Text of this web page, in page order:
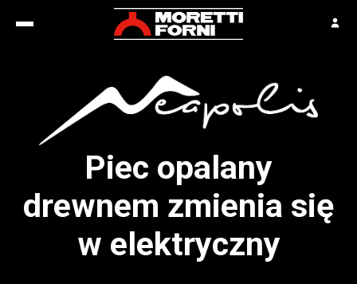
Piec opalany
drewnem zmienia się
w elektryczny